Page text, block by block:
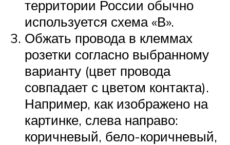
территории России обычно
используется схема «В».
Обжать провода в клеммах
розетки согласно выбранному
варианту (цвет провода
совпадает с цветом контакта).
Например, как изображено на
картинке, слева направо:
коричневый, бело-коричневый,